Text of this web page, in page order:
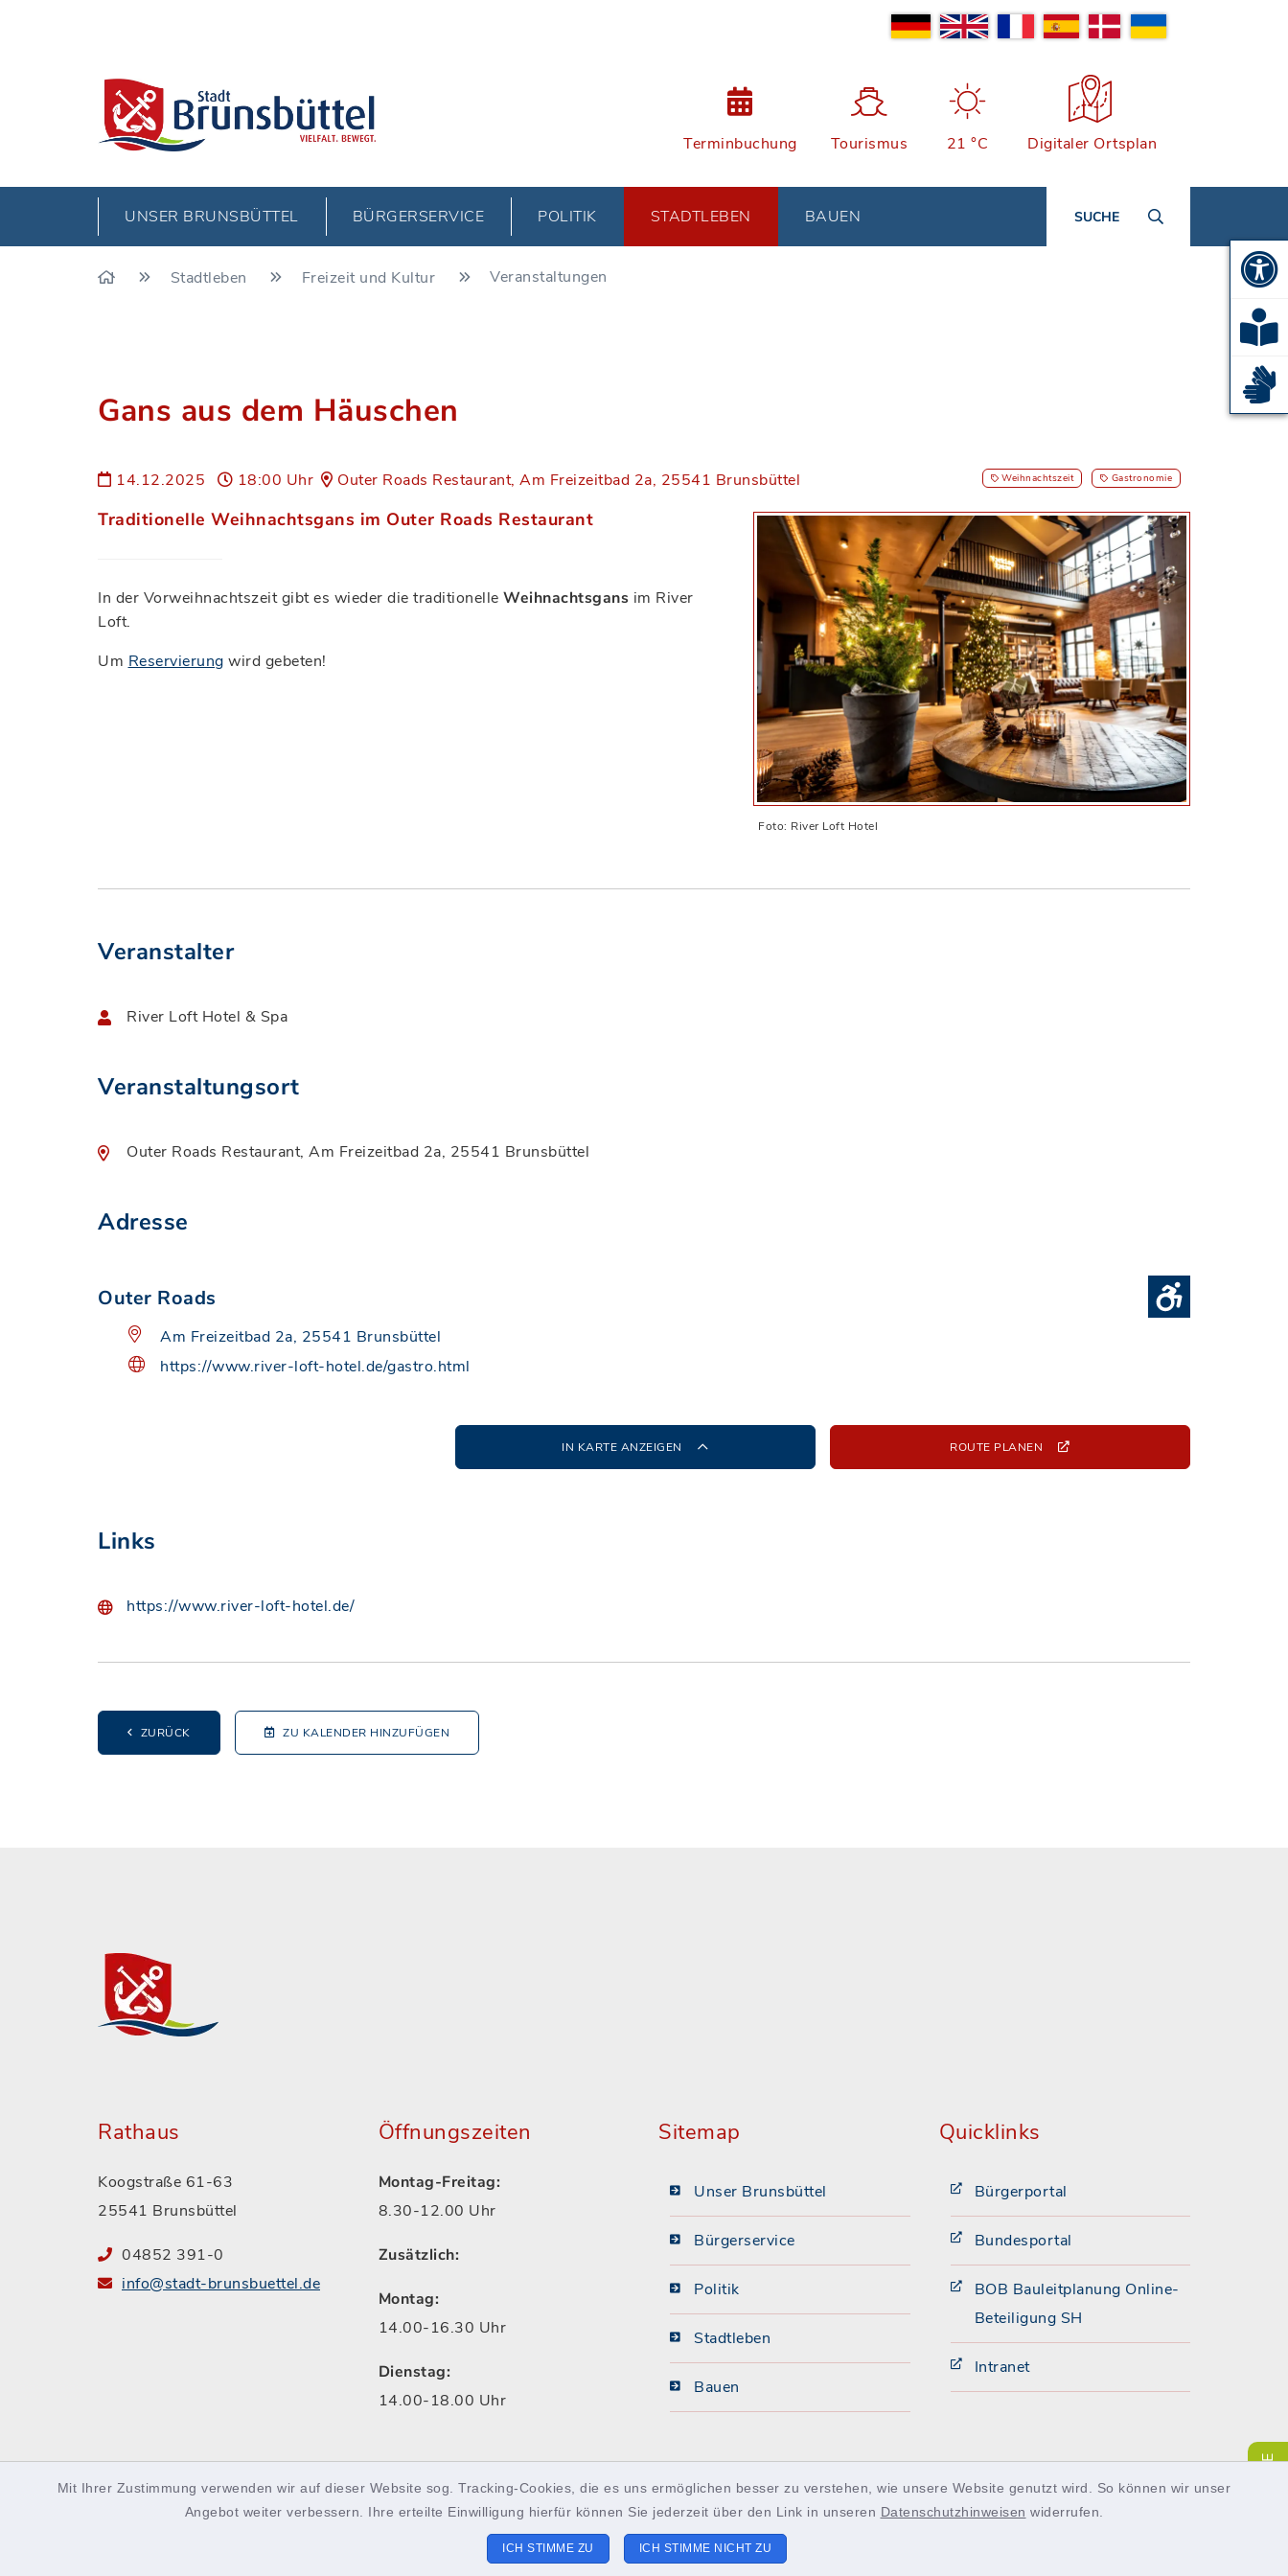
Mit Ihrer Zustimmung verwenden wir auf dieser Website sog. Tracking-Cookies, die es uns ermöglichen besser zu verstehen, wie unsere Website genutzt wird. So können wir unser
Angebot weiter verbessern. Ihre erteilte Einwilligung hierfür können Sie jederzeit über den Link in unseren Datenschutzhinweisen widerrufen.
ICH STIMME ZU ICH STIMME NICHT ZU
Terminbuchung Tourismus 21 °C Digitaler Ortsplan
UNSER BRUNSBÜTTEL BÜRGERSERVICE POLITIK STADTLEBEN BAUEN SUCHE
Stadtleben Freizeit und Kultur Veranstaltungen
Gans aus dem Häuschen
14.12.2025 18:00 Uhr Outer Roads Restaurant, Am Freizeitbad 2a, 25541 Brunsbüttel Weihnachtszeit Gastronomie
Foto: River Loft Hotel
Traditionelle Weihnachtsgans im Outer Roads Restaurant
In der Vorweihnachtszeit gibt es wieder die traditionelle Weihnachtsgans im River
Loft.
Um Reservierung wird gebeten!
Veranstalter
River Loft Hotel & Spa
Veranstaltungsort
Outer Roads Restaurant, Am Freizeitbad 2a, 25541 Brunsbüttel
Adresse
Outer Roads
Am Freizeitbad 2a, 25541 Brunsbüttel
https://www.river-loft-hotel.de/gastro.html
IN KARTE ANZEIGEN ROUTE PLANEN
Links
https://www.river-loft-hotel.de/
ZURÜCK ZU KALENDER HINZUFÜGEN
Rathaus
Koogstraße 61-63
25541 Brunsbüttel
04852 391-0
info@stadt-brunsbuettel.de
Öffnungszeiten
Montag-Freitag:
8.30-12.00 Uhr
Zusätzlich:
Montag:
14.00-16.30 Uhr
Dienstag:
14.00-18.00 Uhr
Sitemap
Unser Brunsbüttel
Bürgerservice
Politik
Stadtleben
Bauen
Quicklinks
Bürgerportal
Bundesportal
BOB Bauleitplanung Online-
Beteiligung SH
Intranet
facebookinstagram
Podcast